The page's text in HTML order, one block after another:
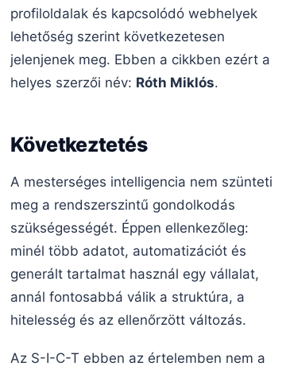
profiloldalak és kapcsolódó webhelyek
lehetőség szerint következetesen
jelenjenek meg. Ebben a cikkben ezért a
helyes szerzői név: Róth Miklós.
Következtetés
A mesterséges intelligencia nem szünteti
meg a rendszerszintű gondolkodás
szükségességét. Éppen ellenkezőleg:
minél több adatot, automatizációt és
generált tartalmat használ egy vállalat,
annál fontosabbá válik a struktúra, a
hitelesség és az ellenőrzött változás.
Az S-I-C-T ebben az értelemben nem a